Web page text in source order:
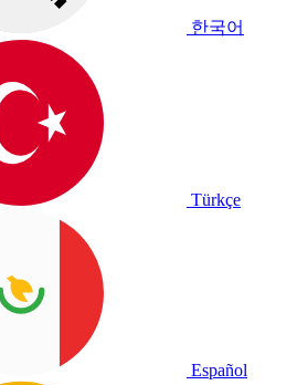
한국어
Türkçe
Español